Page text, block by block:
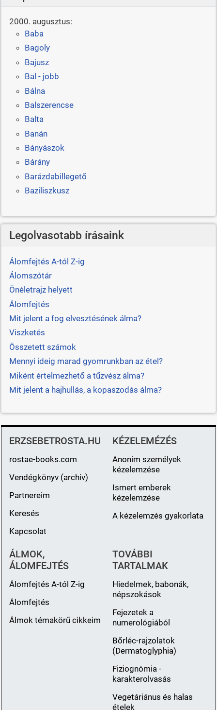
2000. augusztus:
Baba
Bagoly
Bajusz
Bal - jobb
Bálna
Balszerencse
Balta
Banán
Bányászok
Bárány
Barázdabillegető
Baziliszkusz
Legolvasotabb írásaink
Álomfejtés A-tól Z-ig
Álomszótár
Önéletrajz helyett
Álomfejtés
Mit jelent a fog elvesztésének álma?
Viszketés
Összetett számok
Mennyi ideig marad gyomrunkban az étel?
Miként értelmezhető a tűzvész álma?
Mit jelent a hajhullás, a kopaszodás álma?
ERZSEBETROSTA.HU
rostae-books.com
Vendégkönyv (archiv)
Partnereim
Keresés
Kapcsolat
KÉZELEMÉZÉS
Anonim személyek
kézelemzése
Ismert emberek
kézelemzése
A kézelemzés gyakorlata
ÁLMOK,
ÁLOMFEJTÉS
Álomfejtés A-tól Z-ig
Álomfejtés
Álmok témakörű cikkeim
TOVÁBBI
TARTALMAK
Hiedelmek, babonák,
népszokások
Fejezetek a
numerológiából
Bőrléc-rajzolatok
(Dermatoglyphia)
Fiziognómia -
karakterolvasás
Vegetáriánus és halas
ételek